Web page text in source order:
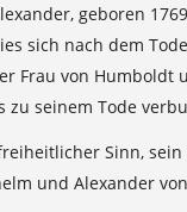
geboren
sich nach dem
Frau von
zu seinem Tode
Sinn,
und Alexander